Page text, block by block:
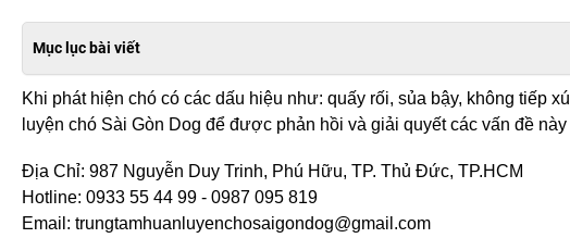
Mục lục bài viết
Khi phát hiện chó có các dấu hiệu như: quấy rối, sủa bậy, không tiếp
luyện chó Sài Gòn Dog để được phản hồi và giải quyết các vấn đề
Địa Chỉ: 987 Nguyễn Duy Trinh, Phú Hữu, TP. Thủ Đức, TP.HCM
Hotline: 0933 55 44 99 - 0987 095 819
Email: trungtamhuanluyenchosaigondog@gmail.com